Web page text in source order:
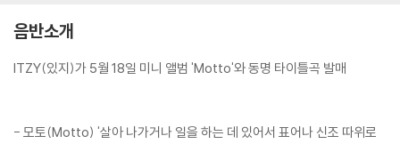
음반소개
ITZY(있지)가 5월 18일 미니 앨범 'Motto'와 동명 타이틀곡 발매
- 모토(Motto) '살아 나가거나 일을 하는 데 있어서 표어나 신조 따위로